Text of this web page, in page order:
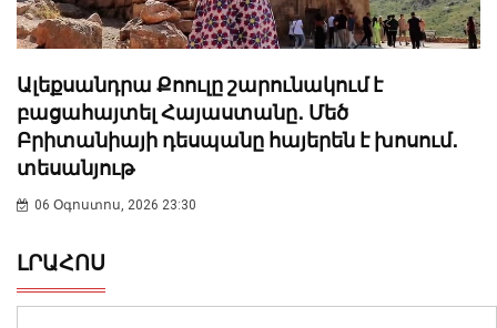
Ալեքսանդրա Քոուլը շարունակում է
բացահայտել Հայաստանը․ Մեծ
Բրիտանիայի դեսպանը հայերեն է խոսում․
տեսանյութ
06 Օգոստոս, 2026 23:30
ԼՐԱՀՈՍ